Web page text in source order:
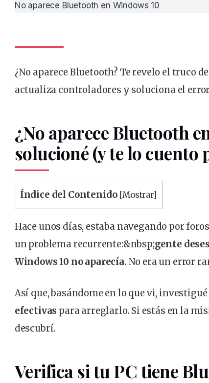
No aparece Bluetooth en Windows 10
¿No aparece Bluetooth? Te revelo el truco definitivo. Actívalo en Configuración,
actualiza controladores y soluciona el error
¿No aparece Bluetooth
solucioné (y te lo cuento
Índice del Contenido [Mostrar]
Hace unos días, estaba navegando por
un problemarecurrente:&nbsp;gente
Windows 10 no aparecía. No era un error
Así que, basándome en lo que vi,
efectivas para arreglarlo. Si estás en la
descubrí.
Verifica si tu PC tiene